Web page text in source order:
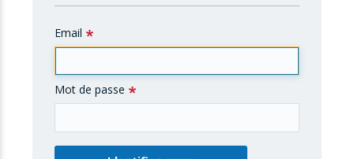
Email
Mot de passe